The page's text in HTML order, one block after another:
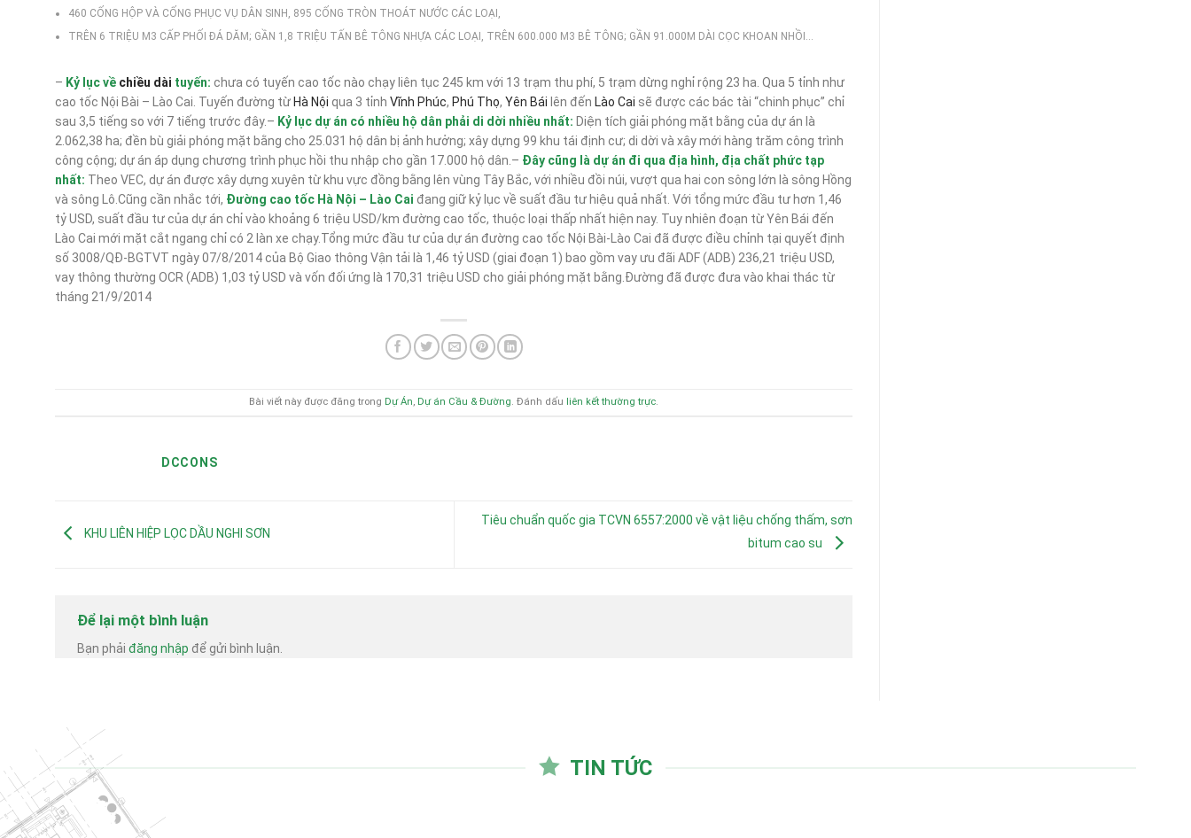
460 CỐNG HỘP VÀ CỐNG PHỤC VỤ DÂN SINH, 895 CỐNG TRÒN THOÁT NƯỚC CÁC LOẠI,
TRÊN 6 TRIỆU M3 CẤP PHỐI ĐÁ DĂM; GẦN 1,8 TRIỆU TẤN BÊ TÔNG NHỰA CÁC LOẠI, TRÊN 600.000 M3 BÊ TÔNG; GẦN 91.000M DÀI CỌC KHOAN NHỒI…
– Kỷ lục về chiều dài tuyến: chưa có tuyến cao tốc nào chạy liên tục 245 km với 13 trạm thu phí, 5 trạm dừng nghỉ rộng 23 ha. Qua 5 tỉnh như
cao tốc Nội Bài – Lào Cai. Tuyến đường từ Hà Nội qua 3 tỉnh Vĩnh Phúc, Phú Thọ, Yên Bái lên đến Lào Cai sẽ được các bác tài “chinh phục” chỉ
sau 3,5 tiếng so với 7 tiếng trước đây.– Kỷ lục dự án có nhiều hộ dân phải di dời nhiều nhất: Diện tích giải phóng mặt bằng của dự án là
2.062,38 ha; đền bù giải phóng mặt bằng cho 25.031 hộ dân bị ảnh hưởng; xây dựng 99 khu tái định cư; di dời và xây mới hàng trăm công trình
công cộng; dự án áp dụng chương trình phục hồi thu nhập cho gần 17.000 hộ dân.– Đây cũng là dự án đi qua địa hình, địa chất phức tạp
nhất: Theo VEC, dự án được xây dựng xuyên từ khu vực đồng bằng lên vùng Tây Bắc, với nhiều đồi núi, vượt qua hai con sông lớn là sông Hồng
và sông Lô.Cũng cần nhắc tới, Đường cao tốc Hà Nội – Lào Cai đang giữ kỷ lục về suất đầu tư hiệu quả nhất. Với tổng mức đầu tư hơn 1,46
tỷ USD, suất đầu tư của dự án chỉ vào khoảng 6 triệu USD/km đường cao tốc, thuộc loại thấp nhất hiện nay. Tuy nhiên đoạn từ Yên Bái đến
Lào Cai mới mặt cắt ngang chỉ có 2 làn xe chạy.Tổng mức đầu tư của dự án đường cao tốc Nội Bài-Lào Cai đã được điều chỉnh tại quyết định
số 3008/QĐ-BGTVT ngày 07/8/2014 của Bộ Giao thông Vận tải là 1,46 tỷ USD (giai đoạn 1) bao gồm vay ưu đãi ADF (ADB) 236,21 triệu USD,
vay thông thường OCR (ADB) 1,03 tỷ USD và vốn đối ứng là 170,31 triệu USD cho giải phóng mặt bằng.Đường đã được đưa vào khai thác từ
tháng 21/9/2014
Bài viết này được đăng trong Dự Án, Dự án Cầu & Đường. Đánh dấu liên kết thường trực.
DCCONS
KHU LIÊN HIỆP LỌC DẦU NGHI SƠN
Tiêu chuẩn quốc gia TCVN 6557:2000 về vật liệu chống thấm, sơn
bitum cao su
Để lại một bình luận
Bạn phải đăng nhập để gửi bình luận.
TIN TỨC